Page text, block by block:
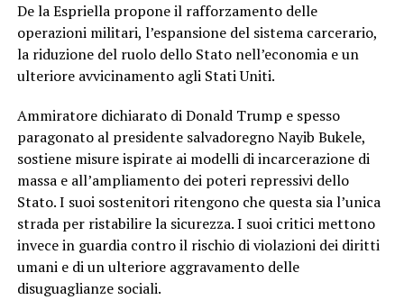
De la Espriella propone il rafforzamento delle
operazioni militari, l’espansione del sistema carcerario,
la riduzione del ruolo dello Stato nell’economia e un
ulteriore avvicinamento agli Stati Uniti.
Ammiratore dichiarato di Donald Trump e spesso
paragonato al presidente salvadoregno Nayib Bukele,
sostiene misure ispirate ai modelli di incarcerazione di
massa e all’ampliamento dei poteri repressivi dello
Stato. I suoi sostenitori ritengono che questa sia l’unica
strada per ristabilire la sicurezza. I suoi critici mettono
invece in guardia contro il rischio di violazioni dei diritti
umani e di un ulteriore aggravamento delle
disuguaglianze sociali.